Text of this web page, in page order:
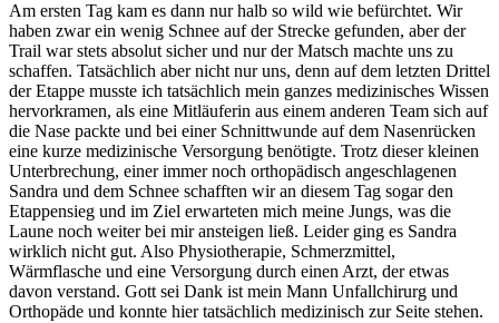
Am ersten Tag kam es dann nur halb so wild wie befürchtet. Wir
haben zwar ein wenig Schnee auf der Strecke gefunden, aber der
Trail war stets absolut sicher und nur der Matsch machte uns zu
schaffen. Tatsächlich aber nicht nur uns, denn auf dem letzten Drittel
der Etappe musste ich tatsächlich mein ganzes medizinisches Wissen
hervorkramen, als eine Mitläuferin aus einem anderen Team sich auf
die Nase packte und bei einer Schnittwunde auf dem Nasenrücken
eine kurze medizinische Versorgung benötigte. Trotz dieser kleinen
Unterbrechung, einer immer noch orthopädisch angeschlagenen
Sandra und dem Schnee schafften wir an diesem Tag sogar den
Etappensieg und im Ziel erwarteten mich meine Jungs, was die
Laune noch weiter bei mir ansteigen ließ. Leider ging es Sandra
wirklich nicht gut. Also Physiotherapie, Schmerzmittel,
Wärmflasche und eine Versorgung durch einen Arzt, der etwas
davon verstand. Gott sei Dank ist mein Mann Unfallchirurg und
Orthopäde und konnte hier tatsächlich medizinisch zur Seite stehen.